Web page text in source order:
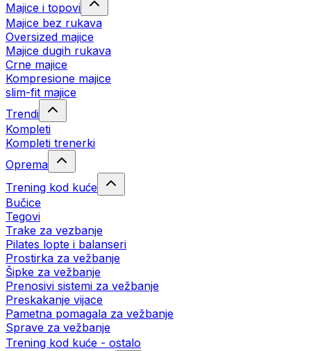
Majice i topovi
Majice bez rukava
Oversized majice
Majice dugih rukava
Crne majice
Kompresione majice
slim-fit majice
Trendi
Kompleti
Kompleti trenerki
Oprema
Trening kod kuće
Bučice
Tegovi
Trake za vezbanje
Pilates lopte i balanseri
Prostirka za vežbanje
Šipke za vežbanje
Prenosivi sistemi za vežbanje
Preskakanje vijace
Pametna pomagala za vežbanje
Sprave za vežbanje
Trening kod kuće - ostalo